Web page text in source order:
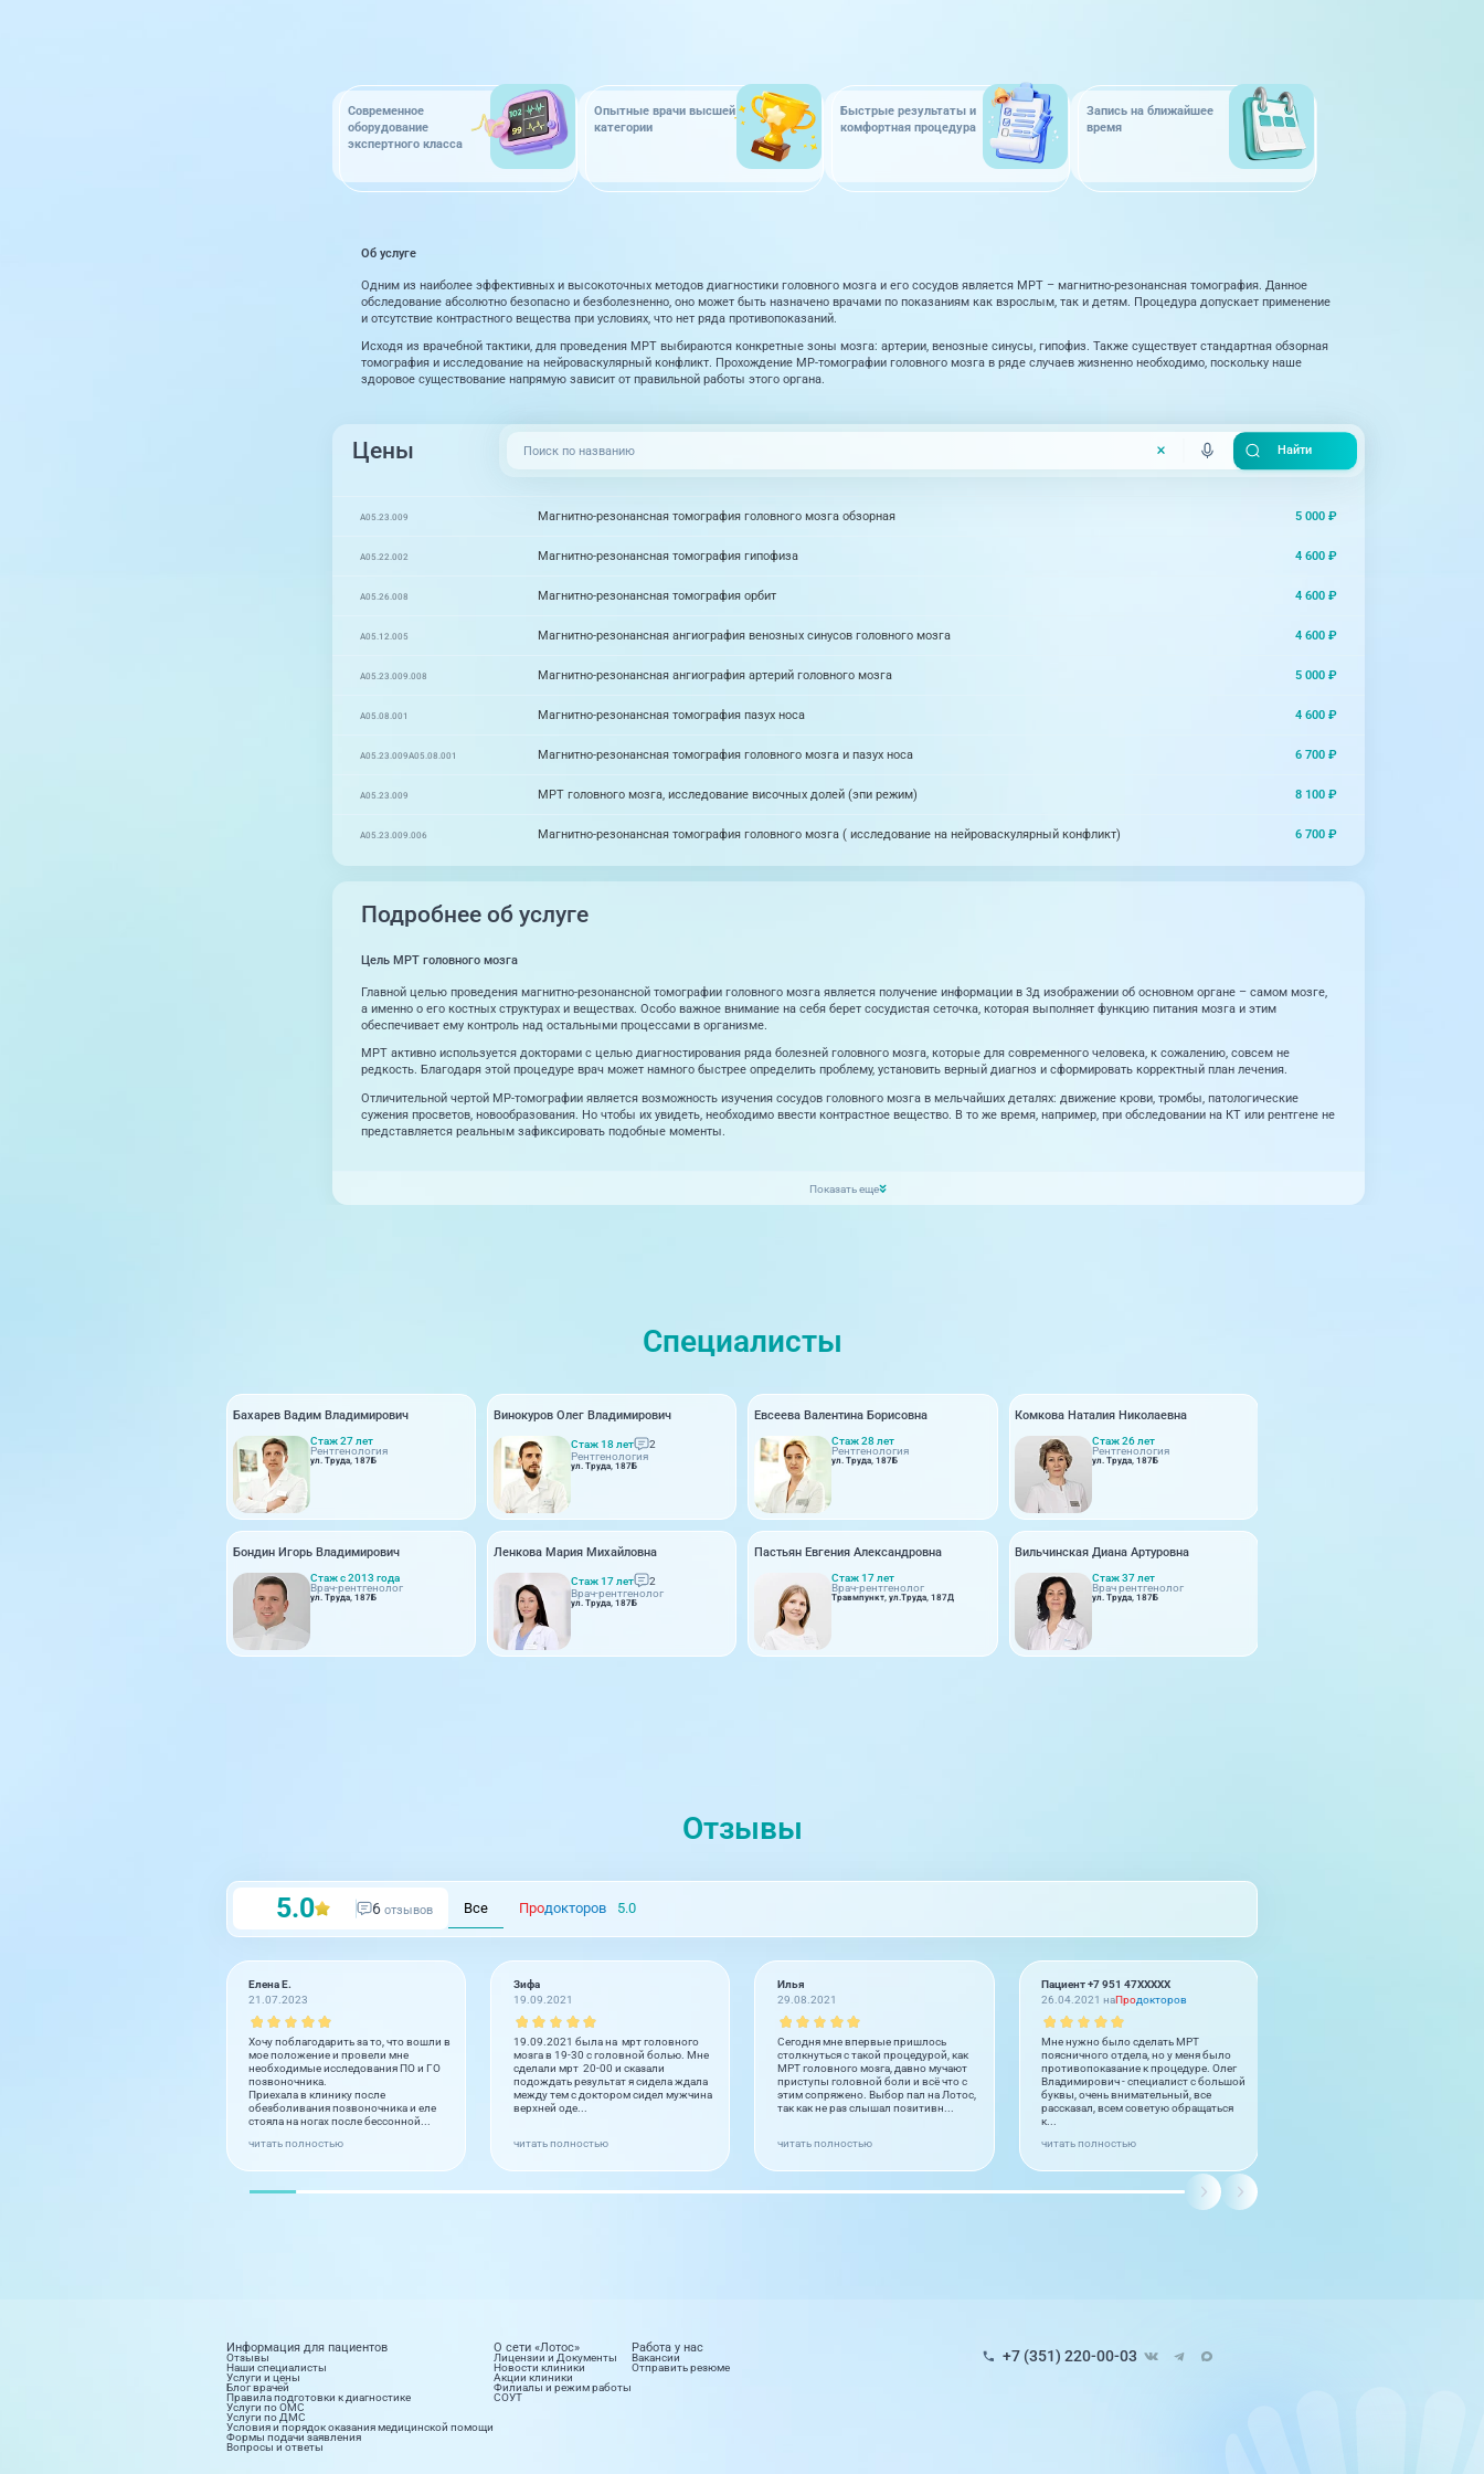
Современное
оборудование
экспертного класса
Опытные врачи высшей
категории
Быстрые результаты и
комфортная процедура
Запись на ближайшее
время
Об услуге
Одним из наиболее эффективных и высокоточных методов диагностики головного мозга и его сосудов является МРТ – магнитно-резонансная томография. Данное
обследование абсолютно безопасно и безболезненно, оно может быть назначено врачами по показаниям как взрослым, так и детям. Процедура допускает применение
и отсутствие контрастного вещества при условиях, что нет ряда противопоказаний.
Исходя из врачебной тактики, для проведения МРТ выбираются конкретные зоны мозга: артерии, венозные синусы, гипофиз. Также существует стандартная обзорная
томография и исследование на нейроваскулярный конфликт. Прохождение МР-томографии головного мозга в ряде случаев жизненно необходимо, поскольку наше
здоровое существование напрямую зависит от правильной работы этого органа.
Цены
A05.23.009 Магнитно-резонансная томография головного мозга обзорная 5 000 ₽
A05.22.002 Магнитно-резонансная томография гипофиза 4 600 ₽
A05.26.008 Магнитно-резонансная томография орбит 4 600 ₽
A05.12.005 Магнитно-резонансная ангиография венозных синусов головного мозга 4 600 ₽
A05.23.009.008 Магнитно-резонансная ангиография артерий головного мозга 5 000 ₽
A05.08.001 Магнитно-резонансная томография пазух носа 4 600 ₽
A05.23.009A05.08.001 Магнитно-резонансная томография головного мозга и пазух носа 6 700 ₽
A05.23.009 МРТ головного мозга, исследование височных долей (эпи режим) 8 100 ₽
A05.23.009.006 Магнитно-резонансная томография головного мозга ( исследование на нейроваскулярный конфликт) 6 700 ₽
Подробнее об услуге
Цель МРТ головного мозга
Главной целью проведения магнитно-резонансной томографии головного мозга является получение информации в 3д изображении об основном органе – самом мозге,
а именно о его костных структурах и веществах. Особо важное внимание на себя берет сосудистая сеточка, которая выполняет функцию питания мозга и этим
обеспечивает ему контроль над остальными процессами в организме.
МРТ активно используется докторами с целью диагностирования ряда болезней головного мозга, которые для современного человека, к сожалению, совсем не
редкость. Благодаря этой процедуре врач может намного быстрее определить проблему, установить верный диагноз и сформировать корректный план лечения.
Отличительной чертой МР-томографии является возможность изучения сосудов головного мозга в мельчайших деталях: движение крови, тромбы, патологические
сужения просветов, новообразования. Но чтобы их увидеть, необходимо ввести контрастное вещество. В то же время, например, при обследовании на КТ или рентгене не
представляется реальным зафиксировать подобные моменты.
Показать еще
Специалисты
Бахарев Вадим Владимирович
Стаж 27 лет
Рентгенология
ул. Труда, 187Б
Винокуров Олег Владимирович
Стаж 18 лет
2
Рентгенология
ул. Труда, 187Б
Евсеева Валентина Борисовна
Стаж 28 лет
Рентгенология
ул. Труда, 187Б
Комкова Наталия Николаевна
Стаж 26 лет
Рентгенология
ул. Труда, 187Б
Бондин Игорь Владимирович
Стаж с 2013 года
Врач-рентгенолог
ул. Труда, 187Б
Ленкова Мария Михайловна
Стаж 17 лет
2
Врач-рентгенолог
ул. Труда, 187Б
Пастьян Евгения Александровна
Стаж 17 лет
Врач-рентгенолог
Травмпункт, ул.Труда, 187Д
Вильчинская Диана Артуровна
Стаж 37 лет
Врач рентгенолог
ул. Труда, 187Б
Отзывы
5.0 6 отзывов Все Продокторов 5.0
Елена Е.
21.07.2023
Хочу поблагодарить за то, что вошли в
мое положение и провели мне
необходимые исследования ПО и ГО
позвоночника.
Приехала в клинику после
обезболивания позвоночника и еле
стояла на ногах после бессонной...
читать полностью
Зифа
19.09.2021
19.09.2021 была на мрт головного
мозга в 19-30 с головной болью. Мне
сделали мрт 20-00 и сказали
подождать результат я сидела ждала
между тем с доктором сидел мужчина
верхней оде...
читать полностью
Илья
29.08.2021
Сегодня мне впервые пришлось
столкнуться с такой процедурой, как
МРТ головного мозга, давно мучают
приступы головной боли и всё что с
этим сопряжено. Выбор пал на Лотос,
так как не раз слышал позитивн...
читать полностью
Пациент +7 951 47XXXXX
26.04.2021 наПродокторов
Мне нужно было сделать МРТ
поясничного отдела, но у меня было
противопоказание к процедуре. Олег
Владимирович - специалист с большой
буквы, очень внимательный, все
рассказал, всем советую обращаться
к...
читать полностью
+7 (351) 220-00-03
Информация для пациентов
Отзывы
Наши специалисты
Услуги и цены
Блог врачей
Правила подготовки к диагностике
Услуги по ОМС
Услуги по ДМС
Условия и порядок оказания медицинской помощи
Формы подачи заявления
Вопросы и ответы
О сети «Лотос»
Лицензии и Документы
Новости клиники
Акции клиники
Филиалы и режим работы
СОУТ
Работа у нас
Вакансии
Отправить резюме